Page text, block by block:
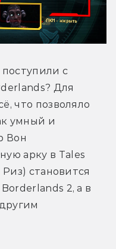
поступили с
Для
что позволяло
умный и
Вон
арку в Tales
становится
2, а в